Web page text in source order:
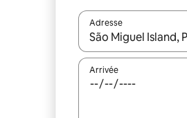
Adresse
Lorsque les résultats
Arrivée